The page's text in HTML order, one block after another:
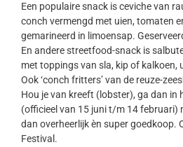
Een populaire snack is ceviche van
conch vermengd met uien, tomaten
gemarineerd in limoensap.
En andere streetfood-snack is
met toppings van sla, kip of kalkoen,
Ook ‘conch fritters’ van de reuze-
Hou je van kreeft (lobster), ga dan in
(officieel van 15 juni t/m 14 februari)
dan overheerlijk èn super goedkoop.
Festival.